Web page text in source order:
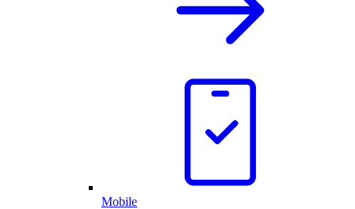
Mobile